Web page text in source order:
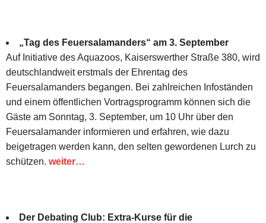
„Tag des Feuersalamanders“ am 3. September
Auf Initiative des Aquazoos, Kaiserswerther Straße 380, wird
deutschlandweit erstmals der Ehrentag des
Feuersalamanders begangen. Bei zahlreichen Infoständen
und einem öffentlichen Vortragsprogramm können sich die
Gäste am Sonntag, 3. September, um 10 Uhr über den
Feuersalamander informieren und erfahren, wie dazu
beigetragen werden kann, den selten gewordenen Lurch zu
schützen. weiter…
Der Debating Club: Extra-Kurse für die